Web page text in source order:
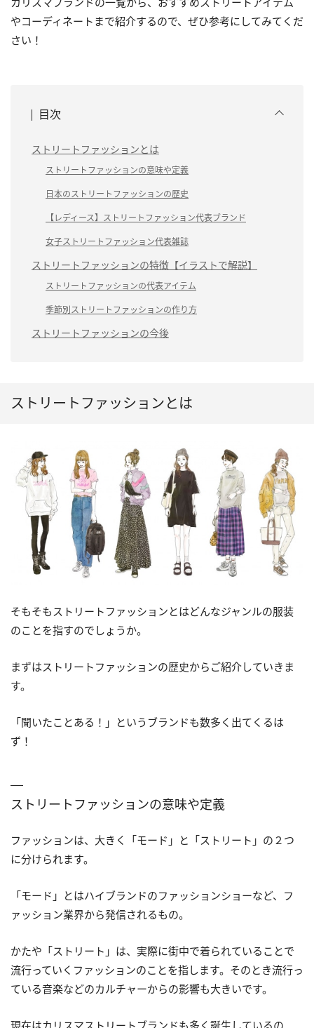
やコーディネートまで紹介するので、ぜひ参考にしてみてくだ
さい！
目次
ストリートファッションとは
ストリートファッションの意味や定義
日本のストリートファッションの歴史
【レディース】ストリートファッション代表ブランド
女子ストリートファッション代表雑誌
ストリートファッションの特徴【イラストで解説】
ストリートファッションの代表アイテム
季節別ストリートファッションの作り方
ストリートファッションの今後
ストリートファッションとは
そもそもストリートファッションとはどんなジャンルの服装
のことを指すのでしょうか。
まずはストリートファッションの歴史からご紹介していきま
す。
「聞いたことある！」というブランドも数多く出てくるは
ず！
ストリートファッションの意味や定義
ファッションは、大きく「モード」と「ストリート」の２つ
に分けられます。
「モード」とはハイブランドのファッションショーなど、フ
ァッション業界から発信されるもの。
かたや「ストリート」は、実際に街中で着られていることで
流行っていくファッションのことを指します。そのとき流行っ
ている音楽などのカルチャーからの影響も大きいです。